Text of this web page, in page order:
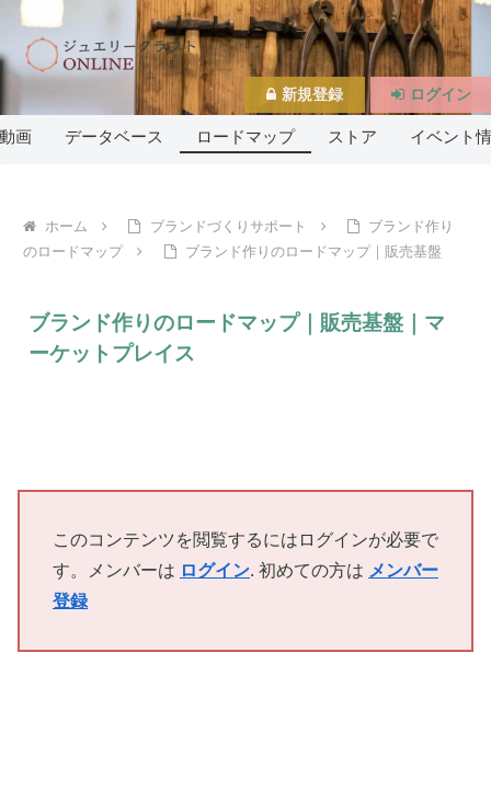
動画 データベース ロードマップ ストア イベント
ホーム ブランドづくりサポート
ブランド作り
のロードマップ
ブランド作りのロードマップ｜販売基盤
ブランド作りのロードマップ｜販売基盤｜マ
ーケットプレイス
このコンテンツを閲覧するにはログインが必要で
す。メンバーは ログイン. 初めての方は メンバー
登録
新規登録 ログイン